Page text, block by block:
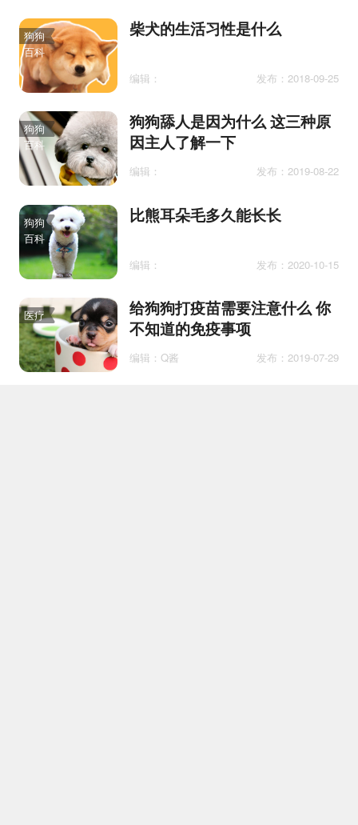
狗狗
百科
柴犬的生活习性是什么
编辑： 发布：2018-09-25
狗狗
百科
狗狗舔人是因为什么 这三种原
因主人了解一下
编辑： 发布：2019-08-22
狗狗
百科
比熊耳朵毛多久能长长
编辑： 发布：2020-10-15
医疗
给狗狗打疫苗需要注意什么 你
不知道的免疫事项
编辑：Q酱 发布：2019-07-29